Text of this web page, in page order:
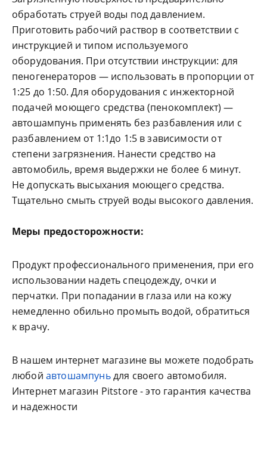
обработать струей воды под давлением.
Приготовить рабочий раствор в соответствии с
инструкцией и типом используемого
оборудования. При отсутствии инструкции: для
пеногенераторов — использовать в пропорции от
1:25 до 1:50. Для оборудования с инжекторной
подачей моющего средства (пенокомплект) —
автошампунь применять без разбавления или с
разбавлением от 1:1до 1:5 в зависимости от
степени загрязнения. Нанести средство на
автомобиль, время выдержки не более 6 минут.
Не допускать высыхания моющего средства.
Тщательно смыть струей воды высокого давления.
Меры предосторожности:
Продукт профессионального применения, при его
использовании надеть спецодежду, очки и
перчатки. При попадании в глаза или на кожу
немедленно обильно промыть водой, обратиться
к врачу.
В нашем интернет магазине вы можете подобрать
любой автошампуньдля своего автомобиля.
Интернет магазин Pitstore - это гарантия качества
и надежности